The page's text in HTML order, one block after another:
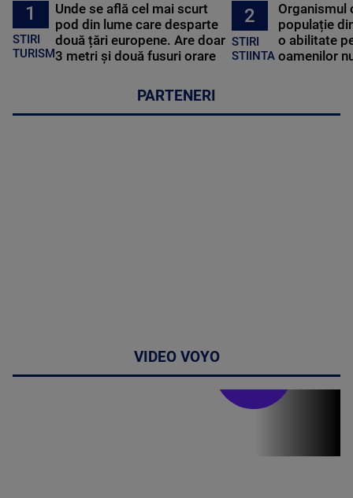
1
STIRI
TURISM
Unde se află cel mai scurt
pod din lume care desparte
două țări europene. Are doar
3 metri și două fusuri orare
2
STIRI
STIINTA
Organismul
populație
o abilitate
oamenilor
PARTENERI
VIDEO VOYO